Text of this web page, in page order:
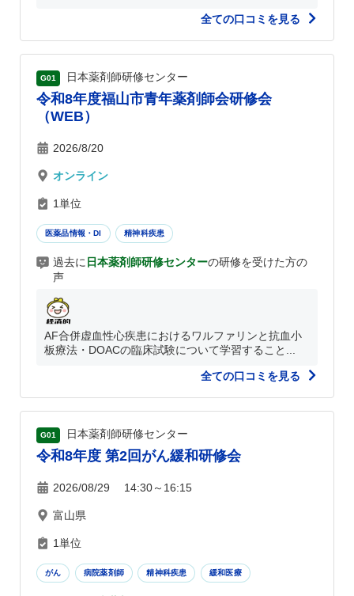
全ての口コミを見る
G01 日本薬剤師研修センター
令和8年度福山市青年薬剤師会研修会
（WEB）
2026/8/20
オンライン
1単位
医薬品情報・DI 精神科疾患
過去に 日本薬剤師研修センターの研修を受けた方の
声
AF合併虚血性心疾患におけるワルファリンと抗血小
板療法・DOACの臨床試験について学習すること...
全ての口コミを見る
G01 日本薬剤師研修センター
令和8年度 第2回がん緩和研修会
2026/08/29 14:30～16:15
富山県
1単位
がん 病院薬剤師 精神科疾患 緩和医療